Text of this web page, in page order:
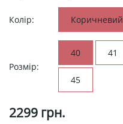
Колір: Коричневий
Розмір:
40 41
45
2299 грн.